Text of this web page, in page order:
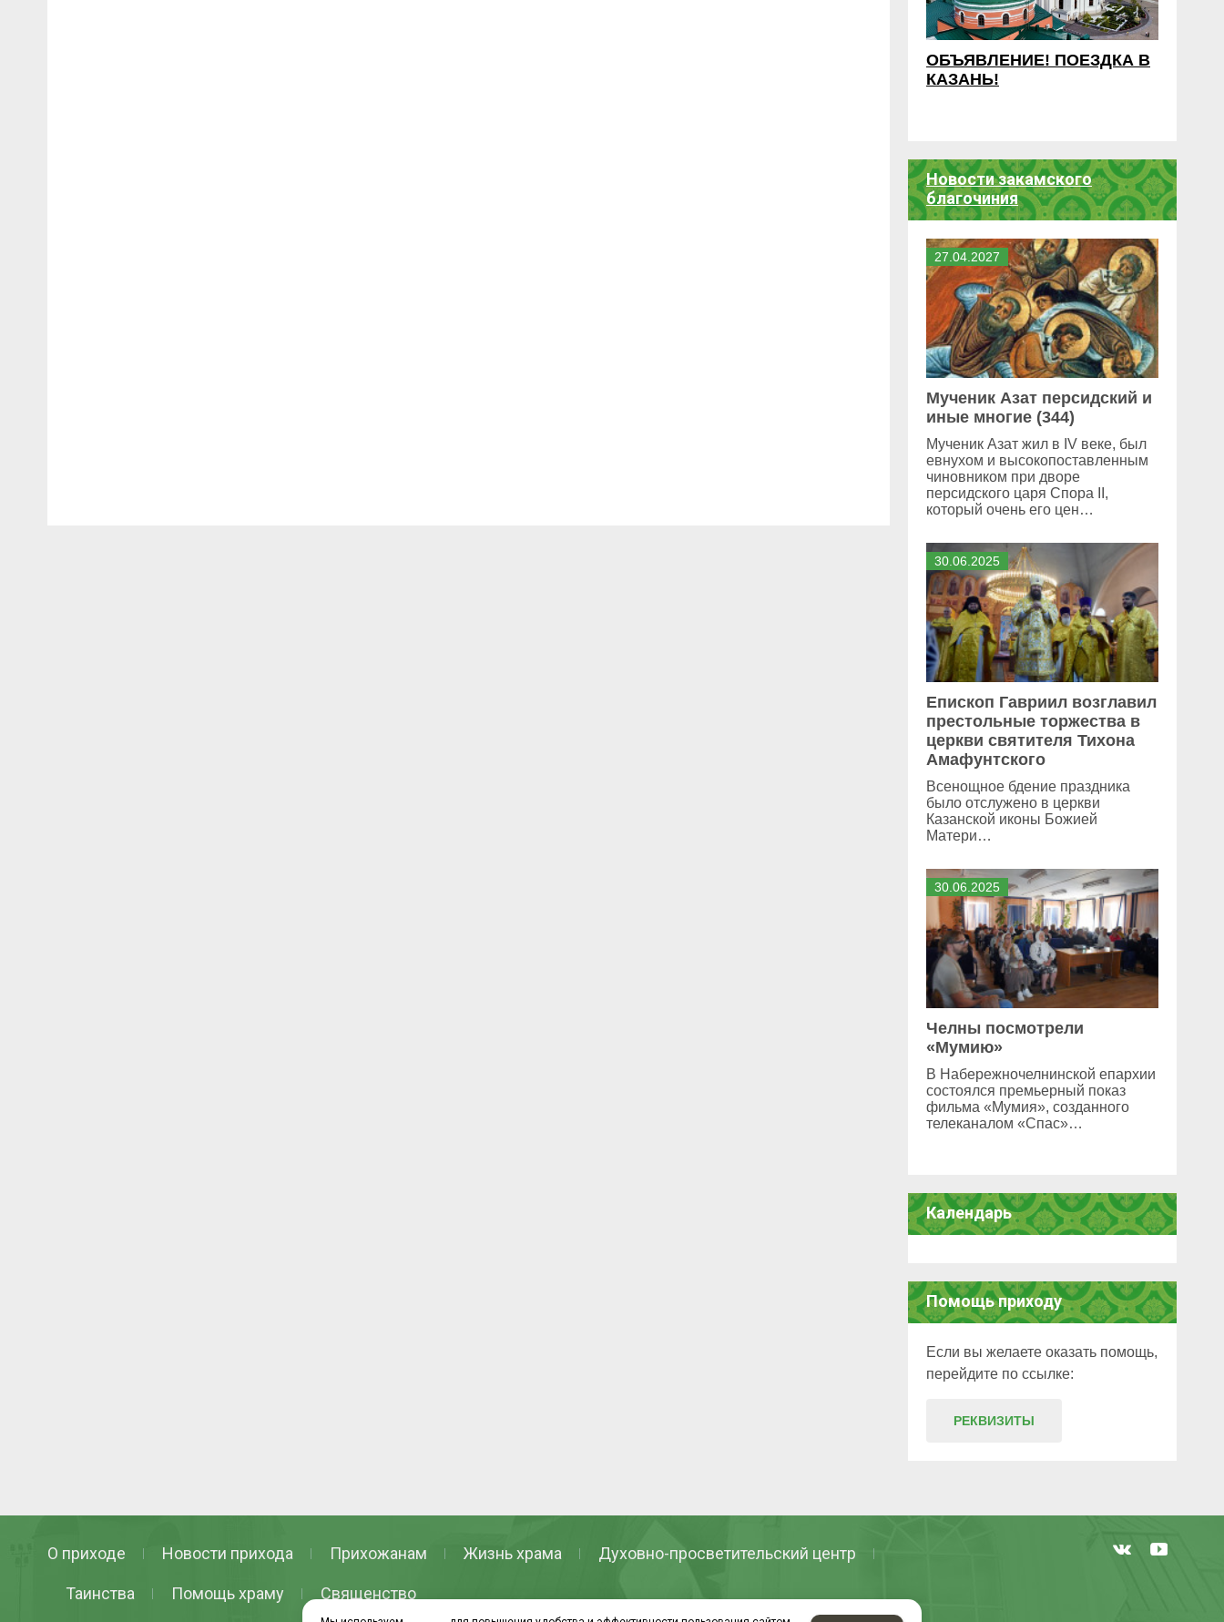
ОБЪЯВЛЕНИЕ! ПОЕЗДКА В
КАЗАНЬ!
Новости закамского
благочиния
27 04 2027
Мученик Азат персидский и
иные многие (344)
Мученик Азат жил в IV веке, был
евнухом и высокопоставленным
чиновником при дворе
персидского царя Спора II,
который очень его цен…
30 06 2025
Епископ Гавриил возглавил
престольные торжества в
церкви святителя Тихона
Амафунтского
Всенощное бдение праздника
было отслужено в церкви
Казанской иконы Божией
Матери…
30 06 2025
Челны посмотрели
«Мумию»
В Набережночелнинской епархии
состоялся премьерный показ
фильма «Мумия», созданного
телеканалом «Спас»…
Календарь
Помощь приходу
Если вы желаете оказать помощь,
перейдите по ссылке:
РЕКВИЗИТЫ
О приходе Новости прихода Прихожанам Жизнь храма Духовно-просветительский центр
Таинства Помощь храму Священство